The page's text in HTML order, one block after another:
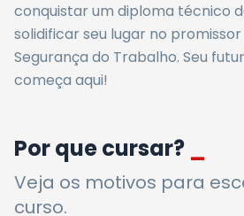
conquistar um diploma técnico
solidificar seu lugar no
Segurança do Trabalho. Seu
começa aqui!
Por que cursar?
Veja os motivos para
curso.